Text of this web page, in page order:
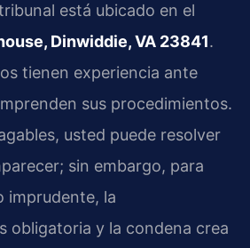
está ubicado en el
Dinwiddie, VA 23841.
tienen experiencia ante
sus procedimientos.
usted puede resolver
sin embargo, para
imprudente, la
obligatoria y la condena crea